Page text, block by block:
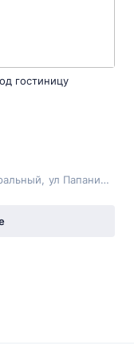
гостиницу
ул Папанинцев